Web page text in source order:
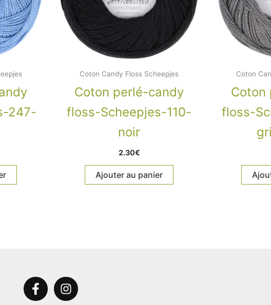
247-
Coton Candy Floss Scheepjes
Coton perlé-candy
floss-Scheepjes-110-
noir
2.30€
Ajouter au panier
Coton
Coton
floss-